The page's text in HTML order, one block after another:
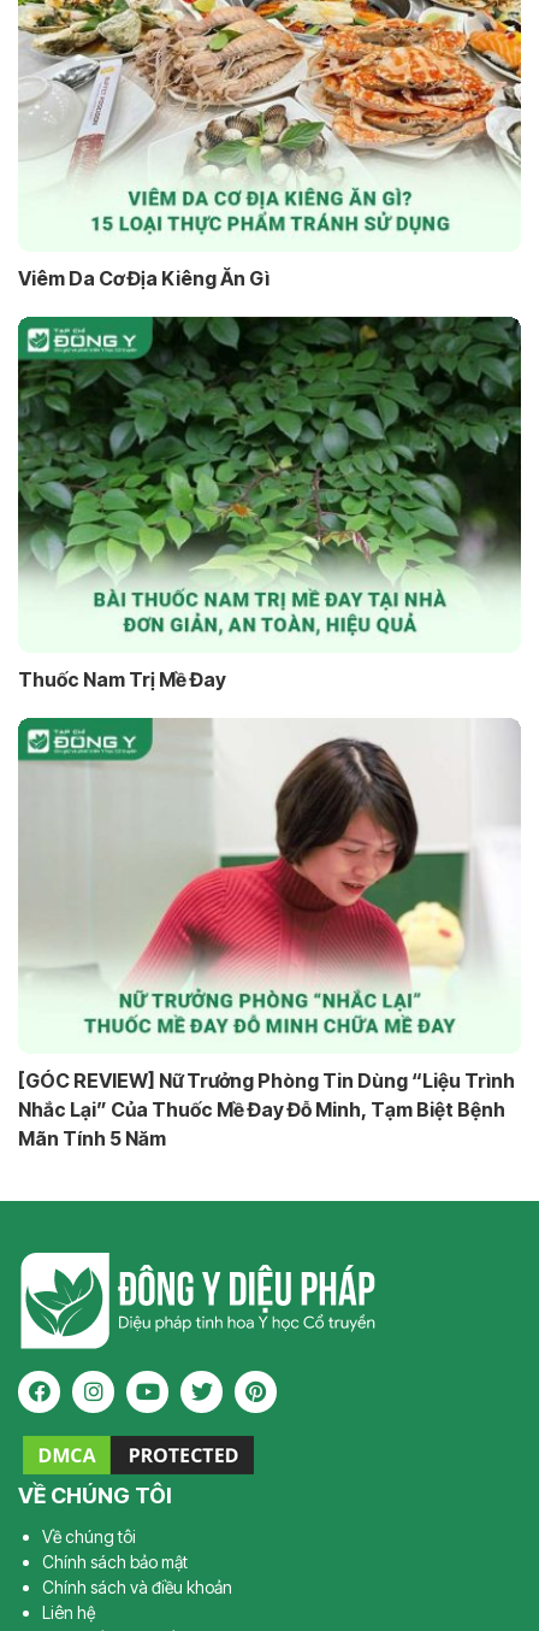
Viêm Da Cơ Địa Kiêng Ăn Gì
Thuốc Nam Trị Mề Đay
[GÓC REVIEW] Nữ Trưởng Phòng Tin Dùng “Liệu Trình
Nhắc Lại” Của Thuốc Mề Đay Đỗ Minh, Tạm Biệt Bệnh
Mãn Tính 5 Năm
VỀ CHÚNG TÔI
Về chúng tôi
Chính sách bảo mật
Chính sách và điều khoản
Liên hệ